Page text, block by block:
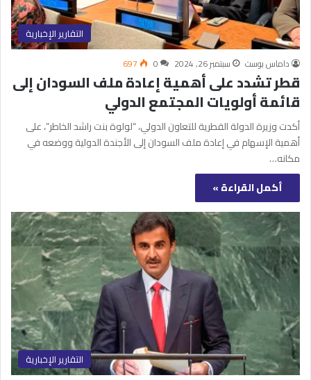
التقارير الإخبارية
داماس بوست سبتمبر 26, 2024 0
697
قطر تشدد على أﻫﻤﻴﺔ إﻋﺎدة ﻣﻠﻒ اﻟﺴﻮدان إﻟﻰ
ﻗﺎﺋﻤﺔ أوﻟﻮﻳﺎت اﻟﻤﺠﺘﻤﻊ اﻟﺪوﻟﻲ
أكدت وزيرة الدولة القطرية للتعاون الدولي، “لولوة بنت راشد الخاطر”، على
أﻫﻤﻴﺔ اﻹﺳﻬﺎم ﻓﻲ إﻋﺎدة ﻣﻠﻒ اﻟﺴﻮدان إﻟﻰ اﻷﺟﻨﺪة اﻟﺪوﻟﻴﺔ ووﺿﻌﻪ ﻓﻲ
ﻣﻜﺎﻧﻪ…
أكمل القراءة »
التقارير الإخبارية